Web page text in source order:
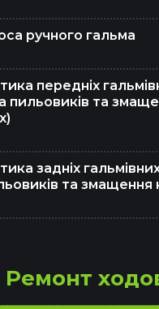
ручного гальма
передніх
пильовиків та
задніх
та змащення
Ремонт